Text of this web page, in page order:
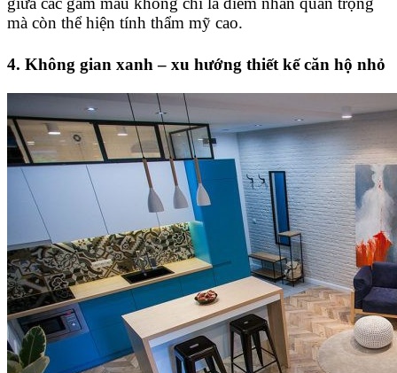
mà còn thể hiện tính thẩm mỹ cao.
4. Không gian xanh – xu hướng thiết kế căn hộ nhỏ